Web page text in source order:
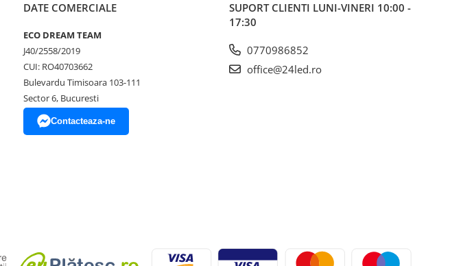
DATE COMERCIALE
ECO DREAM TEAM
J40/2558/2019
CUI: RO40703662
Bulevardu Timisoara 103-111
Sector 6, Bucuresti
Contacteaza-ne
SUPORT CLIENTI LUNI-VINERI 10:00 -
17:30
0770986852
office@24led.ro